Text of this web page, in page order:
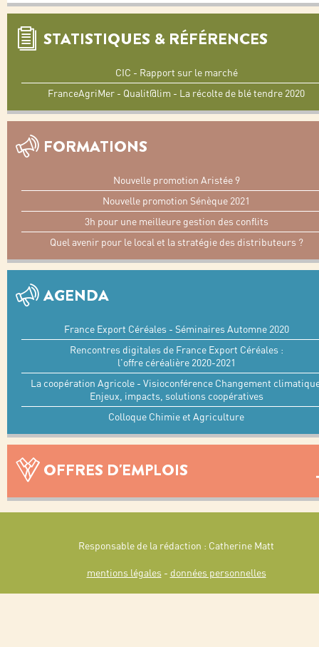
STATISTIQUES & RÉFÉRENCES
CIC - Rapport sur le marché
FranceAgriMer - Qualit@lim - La récolte de blé tendre 2020
FORMATIONS
Nouvelle promotion Aristée 9
Nouvelle promotion Sénèque 2021
3h pour une meilleure gestion des conflits
Quel avenir pour le local et la stratégie des distributeurs ?
AGENDA
France Export Céréales - Séminaires Automne 2020
Rencontres digitales de France Export Céréales :
l'offre céréalière 2020-2021
La coopération Agricole - Visioconférence Changement
Enjeux, impacts, solutions coopératives
Colloque Chimie et Agriculture
OFFRES D'EMPLOIS
Responsable de la rédaction : Catherine Matt
mentions légales - données personnelles